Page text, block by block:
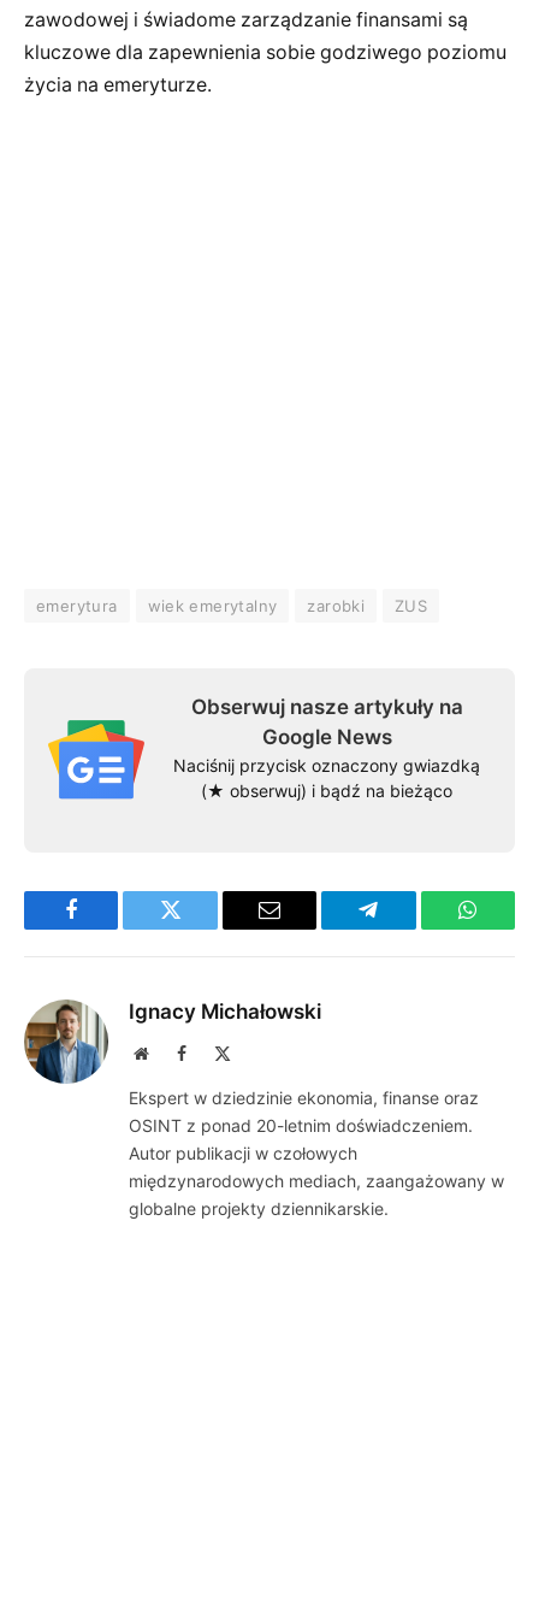
zawodowej i świadome zarządzanie finansami są
kluczowe dla zapewnienia sobie godziwego poziomu
życia na emeryturze.
emerytura wiek emerytalny zarobki ZUS
Obserwuj nasze artykuły na
Google News
Naciśnij przycisk oznaczony gwiazdką
(★ obserwuj) i bądź na bieżąco
Facebook Twitter Email Telegram
Ignacy Michałowski
WebsiteFacebook
Ekspert w dziedzinie ekonomia, finanse oraz
OSINT z ponad 20-letnim doświadczeniem.
Autor publikacji w czołowych
międzynarodowych mediach, zaangażowany w
globalne projekty dziennikarskie.